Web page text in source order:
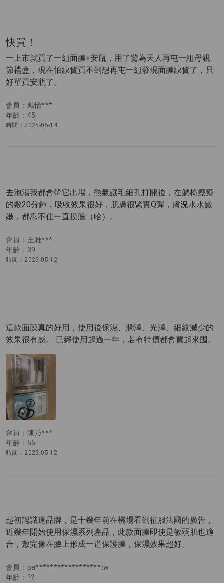
會員：戴怡***
年齡：45
時間：2025-05-14
快買！
一上市就買了一組面膜+安瓶，用了驚為天人再屯一組母親
節禮盒，現在怕缺貨買不到想再屯一組發現面膜缺貨了，只
好單買安瓶了。
會員：王雅***
年齡：39
時間：2025-05-12
去泡湯我都會帶它出場，熱氣讓毛細孔打開後，在躺椅療癒
的敷20分鐘，吸收效果很好，肌膚很緊實Q彈，膚況水水嫩
嫩，都忍不住ㄧ直摸臉（哈）。
會員：陳乃***
年齡：55
時間：2025-05-12
這款面膜真的好用，使用後保濕、潤澤、光澤、細紋減少的
效果很有感。 已經使用超過一年，若有特價都會買起來囤。
會員：pa******************tw
年齡：??
起初認識這品牌，是十幾年前在機場看到征服法國的廣告，
近幾年開始使用保濕系列產品，此款面膜即使是敏弱肌也適
合，敷完像在臉上形成一道保護膜，保濕效果超好。